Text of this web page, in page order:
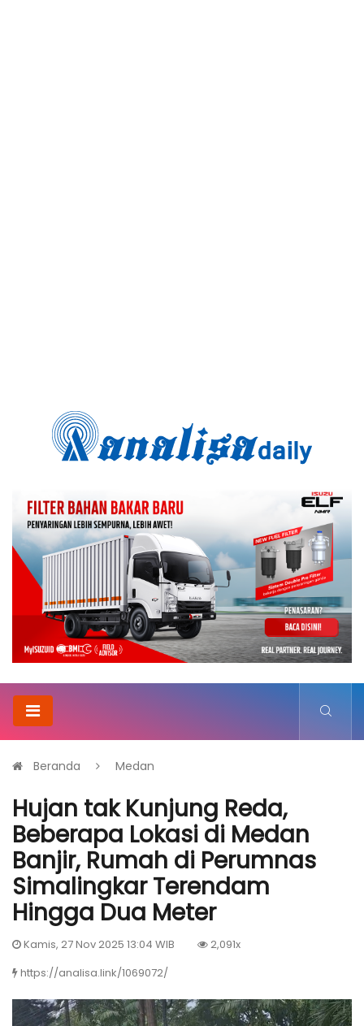
Beranda Medan
Hujan tak Kunjung Reda,
Beberapa Lokasi di Medan
Banjir, Rumah di Perumnas
Simalingkar Terendam
Hingga Dua Meter
Kamis, 27 Nov 2025 13:04 WIB
2,091x
https://analisa.link/1069072/